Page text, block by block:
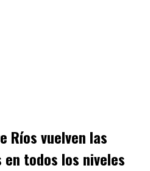
Ríos vuelven las
todos los niveles